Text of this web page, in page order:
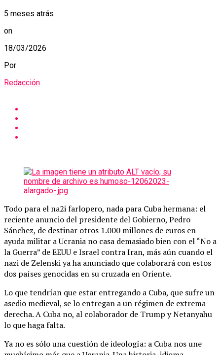
5 meses atrás
on
18/03/2026
Por
Redacción
Todo para el na2i farlopero, nada para Cuba hermana: el
reciente anuncio del presidente del Gobierno, Pedro
Sánchez, de destinar otros 1.000 millones de euros en
ayuda militar a Ucrania no casa demasiado bien con el “No a
la Guerra” de EEUU e Israel contra Iran, más aún cuando el
nazi de Zelenski ya ha anunciado que colaborará con estos
dos países genocidas en su cruzada en Oriente.
Lo que tendrían que estar entregando a Cuba, que sufre un
asedio medieval, se lo entregan a un régimen de extrema
derecha. A Cuba no, al colaborador de Trump y Netanyahu
lo que haga falta.
Ya no es sólo una cuestión de ideología: a Cuba nos une